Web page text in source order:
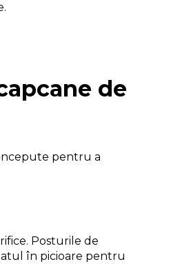
de
pentru a
Posturile de
în picioare pentru